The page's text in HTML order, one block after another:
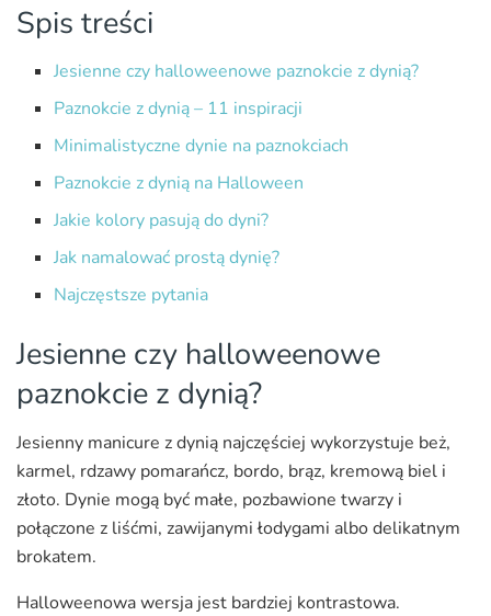
Spis treści
Jesienne czy halloweenowe paznokcie z dynią?
Paznokcie z dynią – 11 inspiracji
Minimalistyczne dynie na paznokciach
Paznokcie z dynią na Halloween
Jakie kolory pasują do dyni?
Jak namalować prostą dynię?
Najczęstsze pytania
Jesienne czy halloweenowe
paznokcie z dynią?
Jesienny manicure z dynią najczęściej wykorzystuje beż,
karmel, rdzawy pomarańcz, bordo, brąz, kremową biel i
złoto. Dynie mogą być małe, pozbawione twarzy i
połączone z liśćmi, zawijanymi łodygami albo delikatnym
brokatem.
Halloweenowa wersja jest bardziej kontrastowa.